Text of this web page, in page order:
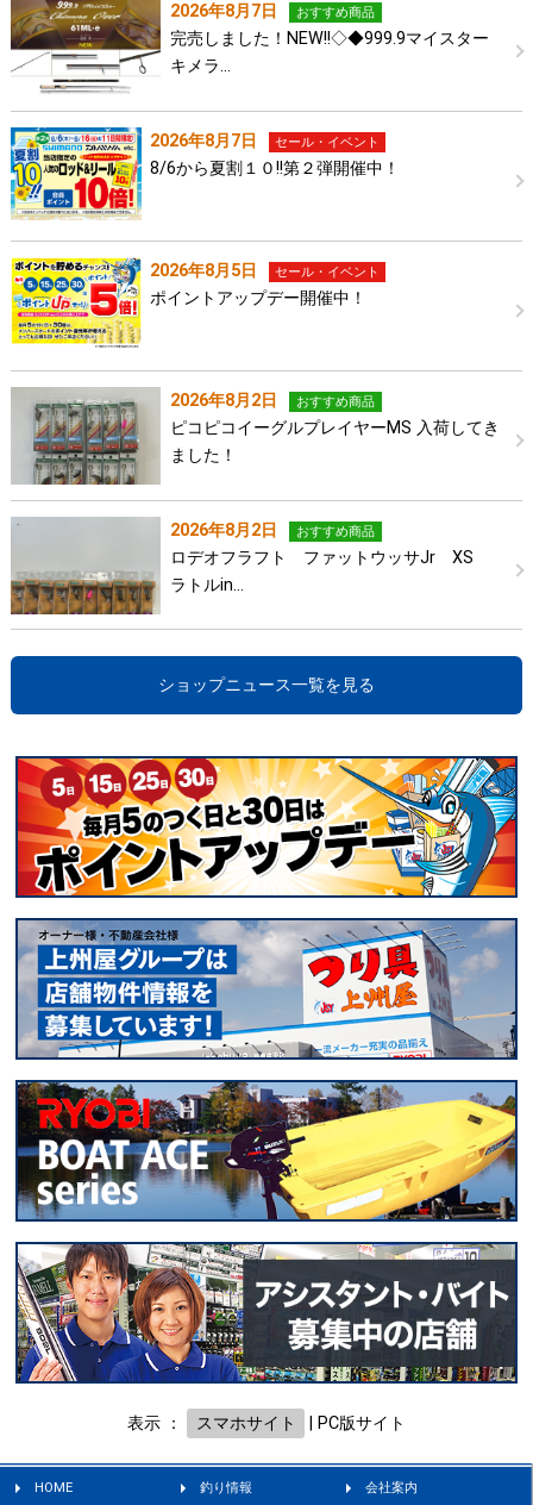
2026年8月7日 おすすめ商品
完売しました！NEW!!◇◆999.9マイスター
キメラ…
2026年8月7日 セール・イベント
8/6から夏割１０!!第２弾開催中！
2026年8月5日 セール・イベント
ポイントアップデー開催中！
2026年8月2日 おすすめ商品
ピコピコイーグルプレイヤーMS 入荷してき
ました！
2026年8月2日 おすすめ商品
ロデオフラフト ファットウッサJr XS
ラトルin…
ショップニュース一覧を見る
表示 ： スマホサイト PC版サイト
HOME 釣り情報 会社案内